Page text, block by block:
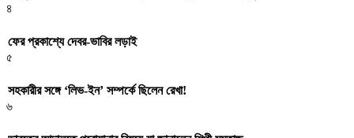
৪
ফের প্রকাশ্যে দেবর-ভাবির লড়াই
৫
সহকারীর সঙ্গে ‘লিভ-ইন’ সম্পর্কে ছিলেন রেখা!
৬